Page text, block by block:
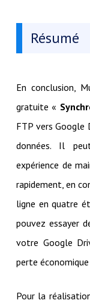
Résumé
En conclusion,
gratuite «
FTP vers Google
données. Il
expérience de
rapidement, en
ligne en quatre
pouvez essayer
votre Google
perte
Pour la